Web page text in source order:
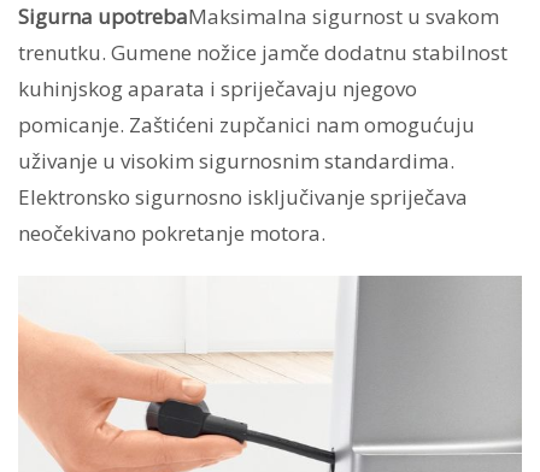
Sigurna upotrebaMaksimalna sigurnost u svakom
trenutku. Gumene nožice jamče dodatnu stabilnost
kuhinjskog aparata i spriječavaju njegovo
pomicanje. Zaštićeni zupčanici nam omogućuju
uživanje u visokim sigurnosnim standardima.
Elektronsko sigurnosno isključivanje spriječava
neočekivano pokretanje motora.